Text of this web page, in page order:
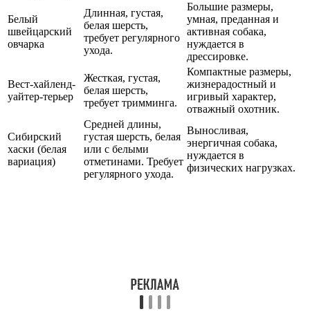
Белый
швейцарский
овчарка
Длинная, густая,
белая шерсть,
требует регулярного
ухода.
Большие размеры,
умная, преданная и
активная собака,
нуждается в
дрессировке.
Вест-хайленд-
уайтер-терьер
Жесткая, густая,
белая шерсть,
требует тримминга.
Компактные размеры,
жизнерадостный и
игривый характер,
отважный охотник.
Сибирский
хаски (белая
вариация)
Средней длины,
густая шерсть, белая
или с белыми
отметинами. Требует
регулярного ухода.
Выносливая,
энергичная собака,
нуждается в
физических нагрузках.